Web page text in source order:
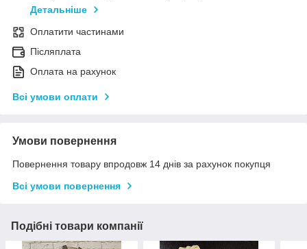
Детальніше
Оплатити частинами
Післяплата
Оплата на рахунок
Всі умови оплати
Умови повернення
Повернення товару впродовж 14 днів за рахунок покупця
Всі умови повернення
Подібні товари компанії